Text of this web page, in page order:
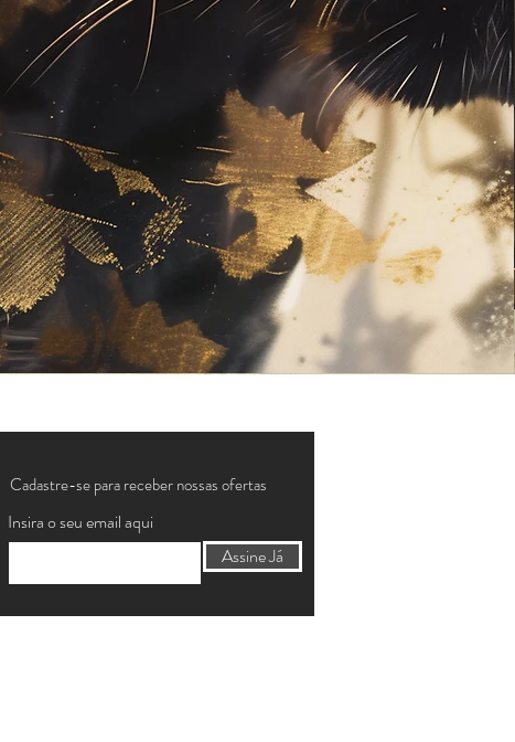
Cadastre-se para receber nossas ofertas
Insira o seu email aqui
Assine Já